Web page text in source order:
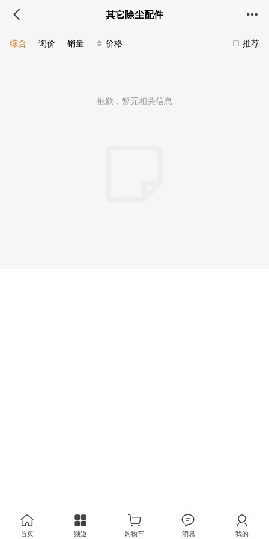
其它除尘配件
推荐
综合 询价 销量 价格
抱歉，暂无相关信息
首页 频道 购物车 消息 我的